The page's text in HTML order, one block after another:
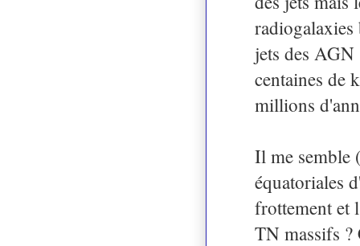
jets des AGN
centaines de
millions
Il me semble
équatoriales
frottement et
TN massifs ?